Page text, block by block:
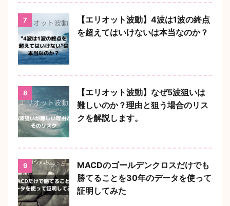
7
【エリオット波動】4波は1波の終点
を超えてはいけないは本当なのか？
8
【エリオット波動】なぜ5波狙いは
難しいのか？理由と狙う場合のリス
クを解説します。
9
MACDのゴールデンクロスだけでも
勝てることを30年のデータを使って
証明してみた